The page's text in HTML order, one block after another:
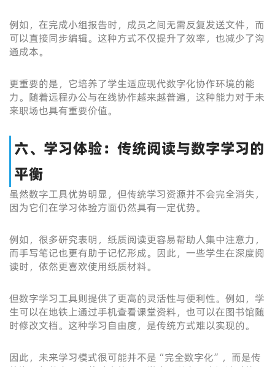
例如，在完成小组报告时，成员之间无需反复发送文件，而
可以直接同步编辑。这种方式不仅提升了效率，也减少了沟
通成本。
更重要的是，它培养了学生适应现代数字化协作环境的能
力。随着远程办公与在线协作越来越普遍，这种能力对于未
来职场也具有重要价值。
六、学习体验：传统阅读与数字学习的
平衡
虽然数字工具优势明显，但传统学习资源并不会完全消失，
因为它们在学习体验方面仍然具有一定优势。
例如，很多研究表明，纸质阅读更容易帮助人集中注意力，
而手写笔记也更有助于记忆形成。因此，一些学生在深度阅
读时，依然更喜欢使用纸质材料。
但数字学习工具则提供了更高的灵活性与便利性。例如，学
生可以在地铁上通过手机查看课堂资料，也可以在图书馆随
时修改文档。这种学习自由度，是传统方式难以实现的。
因此，未来学习模式很可能并不是“完全数字化”，而是传